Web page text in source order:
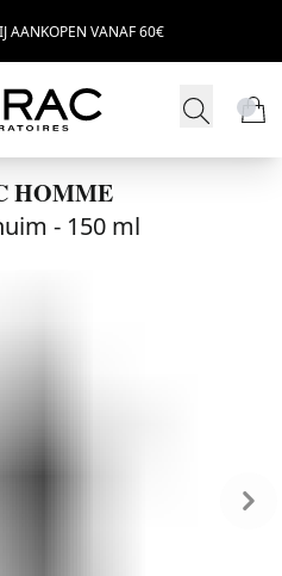
AANKOPEN VANAF 60€
HOMME
- 150 ml